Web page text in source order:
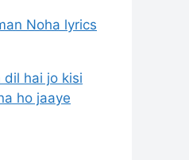
Noha lyrics
dil hai jo kisi
ho jaaye